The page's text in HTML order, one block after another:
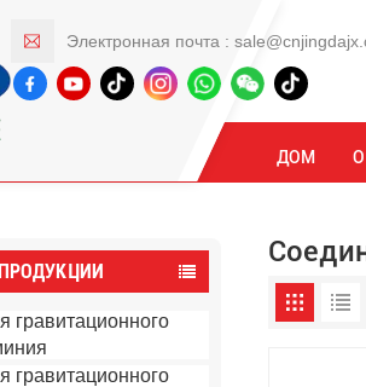
Электронная почта :
ДОМ
гравитационного
гравитационного